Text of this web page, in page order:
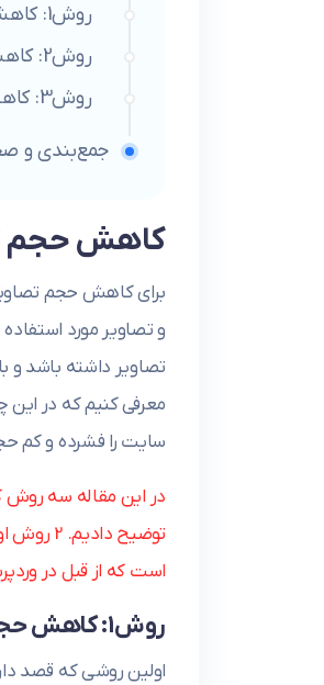
روش1: کاهش حجم تصاویر سایت با فتوشاپ
روش2: کاهش حجم تصاویر سایت با سرویس‌های آنلاین
روش3: کاهش حجم تصاویر با افزونه در سایت وردپرس
جمع‌بندی و
کاهش حجم
برای کاهش حجم
و تصاویر مورد
تصاویر داشته باشد و
معرفی کنیم که در این
سایت را فشرده و کم
در این مقاله سه روش
توضیح
است که از قبل در
روش1: کاهش حجم تصاویر سایت با فتوشاپ
اولین روشی که قصد